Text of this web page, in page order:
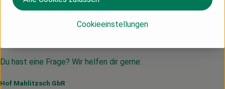
Du hast eine Frage? Wir helfen dir gerne:
Hof Mahlitzsch GbR
Cookieeinstellungen